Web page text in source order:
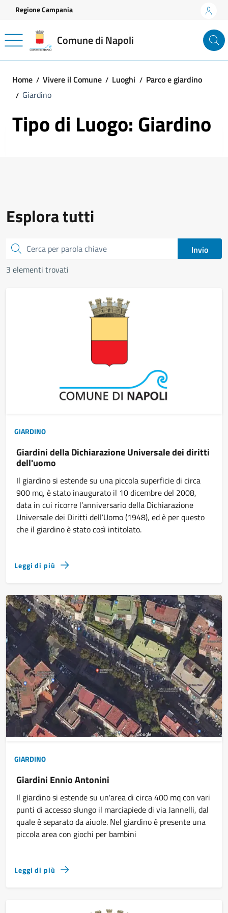
Vai ai contenuti
Vai al footer
Regione Campania
Comune di Napoli
Home Vivere il Comune Luoghi
Parco e giardino
Giardino
Tipo di Luogo: Giardino
Esplora tutti
Cerca
Invio
3 elementi trovati
GIARDINO
Giardini della Dichiarazione Universale dei diritti
dell'uomo
Il giardino si estende su una piccola superficie di circa
900 mq, è stato inaugurato il 10 dicembre del 2008,
data in cui ricorre l’anniversario della Dichiarazione
Universale dei Diritti dell’Uomo (1948), ed è per questo
che il giardino è stato così intitolato.
Leggi di più
GIARDINO
Giardini Ennio Antonini
Il giardino si estende su un'area di circa 400 mq con vari
punti di accesso slungo il marciapiede di via Jannelli, dal
quale è separato da aiuole. Nel giardino è presente una
piccola area con giochi per bambini
Leggi di più